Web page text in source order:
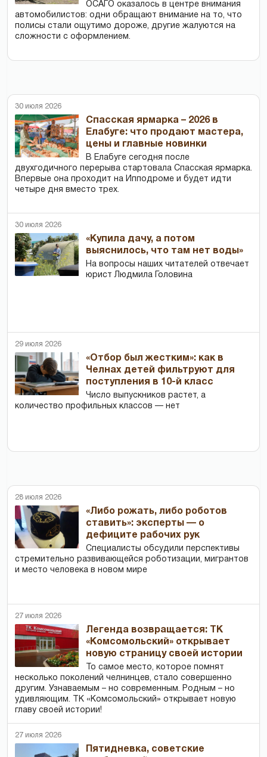
ОСАГО оказалось в центре внимания
автомобилистов: одни обращают внимание на то, что
полисы стали ощутимо дороже, другие жалуются на
сложности с оформлением.
30 июля 2026
Спасская ярмарка – 2026 в
Елабуге: что продают мастера,
цены и главные новинки
В Елабуге сегодня после
двухгодичного перерыва стартовала Спасская ярмарка.
Впервые она проходит на Ипподроме и будет идти
четыре дня вместо трех.
30 июля 2026
«Купила дачу, а потом
выяснилось, что там нет воды»
На вопросы наших читателей отвечает
юрист Людмила Головина
29 июля 2026
«Отбор был жестким»: как в
Челнах детей фильтруют для
поступления в 10-й класс
Число выпускников растет, а
количество профильных классов — нет
28 июля 2026
«Либо рожать, либо роботов
ставить»: эксперты — о
дефиците рабочих рук
Специалисты обсудили перспективы
стремительно развивающейся роботизации, мигрантов
и место человека в новом мире
27 июля 2026
Легенда возвращается: ТК
«Комсомольский» открывает
новую страницу своей истории
То самое место, которое помнят
несколько поколений челнинцев, стало совершенно
другим. Узнаваемым – но современным. Родным – но
удивляющим. ТК «Комсомольский» открывает новую
главу своей истории!
27 июля 2026
Пятидневка, советские